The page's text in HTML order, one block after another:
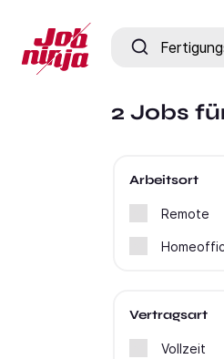
Jobtitel,
2 Jobs
Arbeitsort
Remote
Vertragsart
Vollzeit